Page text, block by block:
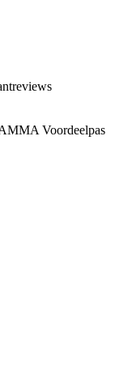
Voordeelpas